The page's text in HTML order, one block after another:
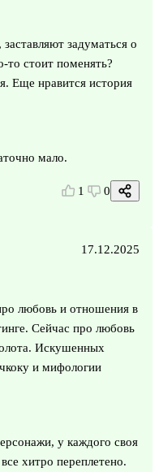
задуматься о
стоит поменять?
Еще нравится история
мало.
1 0
17.12.2025
любовь и отношения в
Сейчас про любовь
Искушенных
и мифологии
у каждого своя
хитро переплетено.